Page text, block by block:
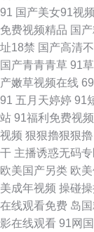
91 国产美女91视频
免费视频精品 国
址18禁 国产高清
国产青青青草 91
产嫩草视频在线
91 五月天婷婷 91
站 91福利免费视频
视频 狠狠擼狠狠擼
干 主播诱惑无码
欧美国产另类 欧
美成年视频 操碰
在线观看免费 岛
影在线观看 91网